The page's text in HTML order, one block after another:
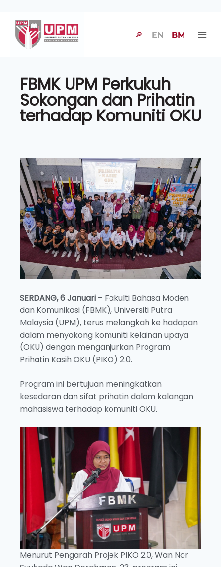
🔎 EN BM
FBMK UPM Perkukuh
Sokongan dan Prihatin
terhadap Komuniti OKU
SERDANG, 6 Januari – Fakulti Bahasa Moden
dan Komunikasi (FBMK), Universiti Putra
Malaysia (UPM), terus melangkah ke hadapan
dalam menyokong komuniti kelainan upaya
(OKU) dengan menganjurkan Program
Prihatin Kasih OKU (PIKO) 2.0.
Program ini bertujuan meningkatkan
kesedaran dan sifat prihatin dalam kalangan
mahasiswa terhadap komuniti OKU.
Menurut Pengarah Projek PIKO 2.0, Wan Nor